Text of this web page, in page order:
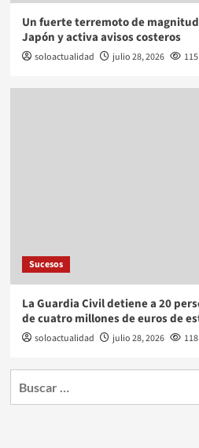
Un fuerte terremoto de
Japón y activa avisos costeros
soloactualidad julio 28, 2026 115
Sucesos
La Guardia Civil detiene a 20
de cuatro millones de euros de
soloactualidad julio 28, 2026 118